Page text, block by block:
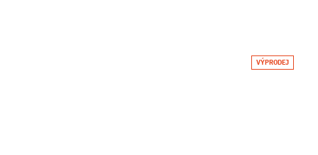
VÝPRODEJ